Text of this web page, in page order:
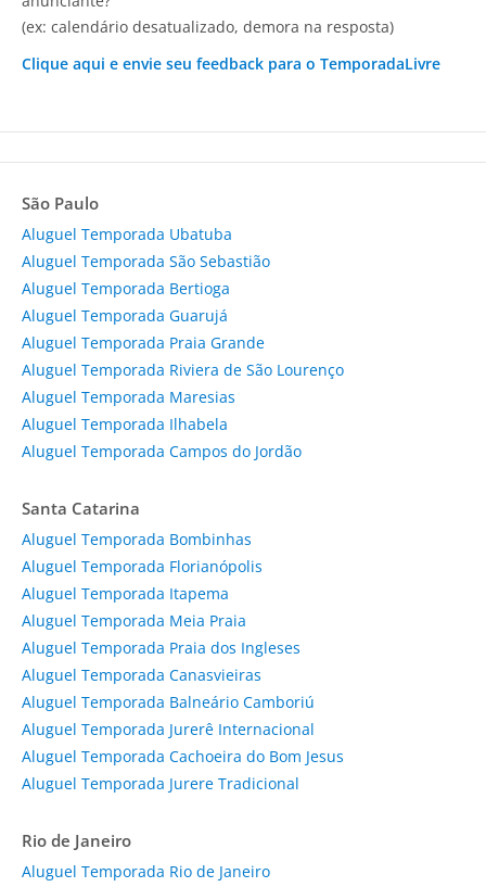
(ex: calendário desatualizado, demora na resposta)
Clique aqui e envie seu feedback para o TemporadaLivre
São Paulo
Aluguel Temporada Ubatuba
Aluguel Temporada São Sebastião
Aluguel Temporada Bertioga
Aluguel Temporada Guarujá
Aluguel Temporada Praia Grande
Aluguel Temporada Riviera de São Lourenço
Aluguel Temporada Maresias
Aluguel Temporada Ilhabela
Aluguel Temporada Campos do Jordão
Santa Catarina
Aluguel Temporada Bombinhas
Aluguel Temporada Florianópolis
Aluguel Temporada Itapema
Aluguel Temporada Meia Praia
Aluguel Temporada Praia dos Ingleses
Aluguel Temporada Canasvieiras
Aluguel Temporada Balneário Camboriú
Aluguel Temporada Jurerê Internacional
Aluguel Temporada Cachoeira do Bom Jesus
Aluguel Temporada Jurere Tradicional
Rio de Janeiro
Aluguel Temporada Rio de Janeiro